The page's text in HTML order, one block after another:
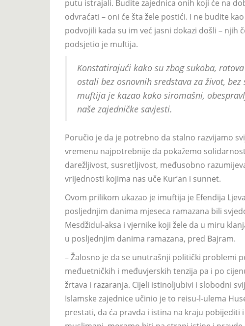
putu istrajali. Budite zajednica onih koji će na
odvraćati – oni će šta žele postići. I ne budite
podvojili kada su im već jasni dokazi došli – njih
podsjetio je muftija.
Konstatirajući kako su zbog sukoba,
ostali bez osnovnih sredstava za život,
muftija je kazao kako siromašni,
naše zajedničke savjesti.
Poručio je da je potrebno da stalno razvijamo
vremenu najpotrebnije da pokažemo
darežljivost, susretljivost, međusobno
vrijednosti kojima nas uče Kur’an i sunnet.
Ovom prilikom ukazao je imuftija je Efendija
posljednjim danima mjeseca ramazana bili
Mesdžidul-aksa i vjernike koji žele da u miru
u posljednjim danima ramazana, pred Bajram.
– Žalosno je da se unutrašnji politički problemi
međuetničkih i međuvjerskih tenzija pa i po
žrtava i razaranja. Cijeli istinoljubivi i slobodni
Islamske zajednice učinio je to reisu-l-ulema
prestati, da ća pravda i istina na kraju pobijediti